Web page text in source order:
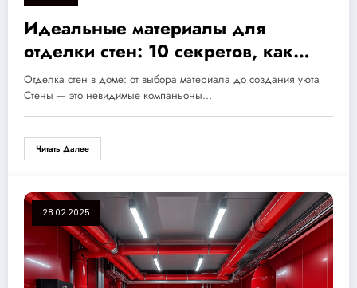
Идеальные материалы для
отделки стен: 10 секретов, как
создать уют и защитить ваш дом
Отделка стен в доме: от выбора материала до создания уюта
Стены — это невидимые компаньоны…
Читать Далее
28.02.2025